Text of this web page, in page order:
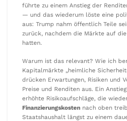
führte zu einem Anstieg der
— und das wiederum löste eine
aus: Trump nahm öffentlich Teile
zurück, nachdem die Märkte auf
hatten.
Warum ist das relevant? Wie ich
Kapitalmärkte „heimliche
drücken Erwartungen, Risiken und
Preise und Renditen aus. Ein
erhöhte Risikoaufschläge, die
Finanzierungskosten nach oben
Staatshaushalt längst zu einem